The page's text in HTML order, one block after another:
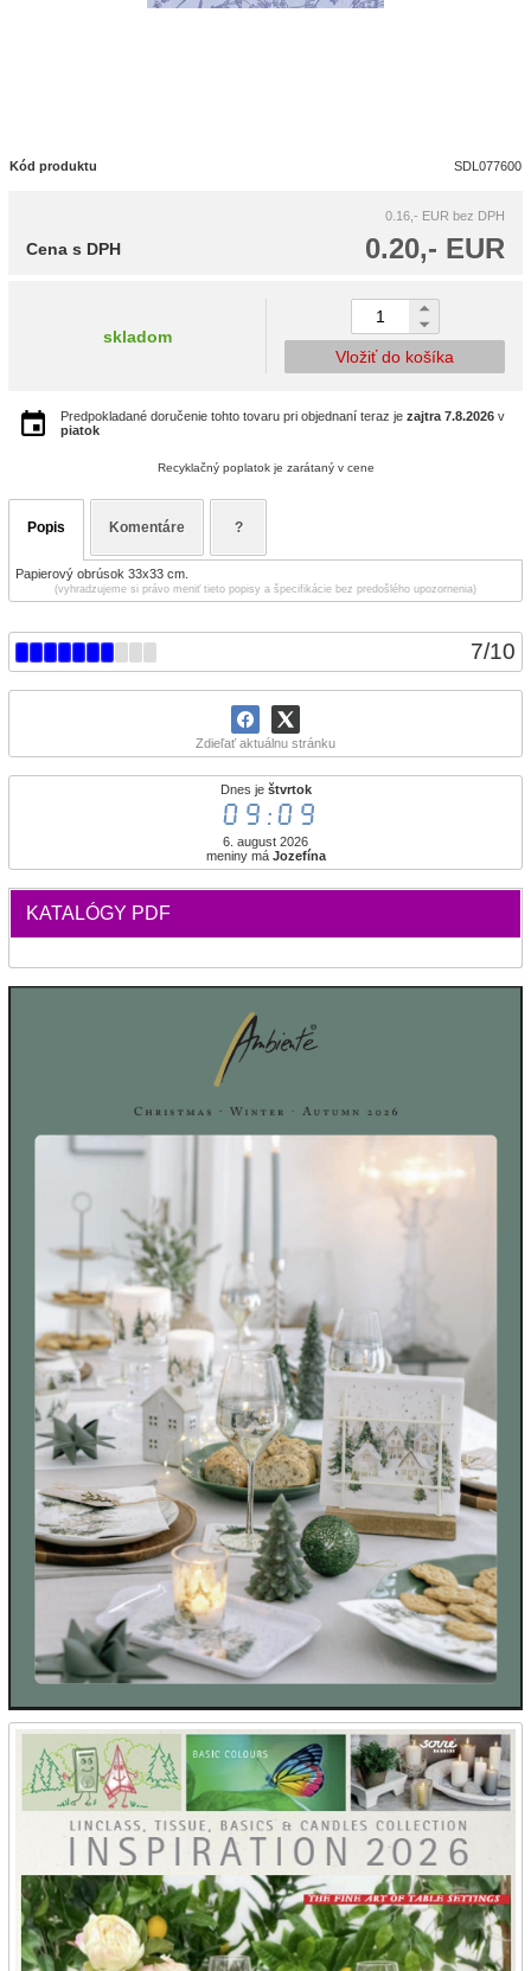
7/10
Zdieľať aktuálnu stránku
Dnes je štvrtok
09:09
6. august 2026
meniny má Jozefína
KATALÓGY PDF
Kód produktu SDL077600
0.16,- EUR bez DPH
0.20,- EUR
Cena s DPH
skladom
Vložiť do košíka
Predpokladané doručenie tohto tovaru pri objednaní teraz je zajtra 7.8.2026 v
piatok
Recyklačný poplatok je zarátaný v cene
Popis Komentáre ?
Papierový obrúsok 33x33 cm.
(vyhradzujeme si právo meniť tieto popisy a špecifikácie bez predošlého upozornenia)